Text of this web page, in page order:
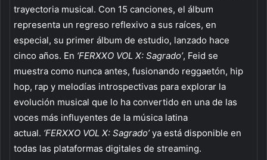
trayectoria musical. Con 15 canciones, el álbum
representa un regreso reflexivo a sus raíces, en
especial, su primer álbum de estudio, lanzado hace
cinco años. En ‘FERXXO VOL X: Sagrado’, Feid se
muestra como nunca antes, fusionando reggaetón, hip
hop, rap y melodías introspectivas para explorar la
evolución musical que lo ha convertido en una de las
voces más influyentes de la música latina
actual. ‘FERXXO VOL X: Sagrado’ya está disponible en
todas las plataformas digitales de streaming.